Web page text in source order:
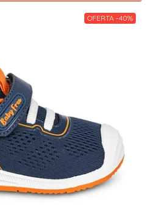
OFERTA -40%